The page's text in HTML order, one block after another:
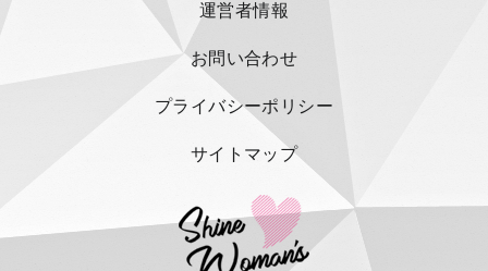
運営者情報
お問い合わせ
プライバシーポリシー
サイトマップ